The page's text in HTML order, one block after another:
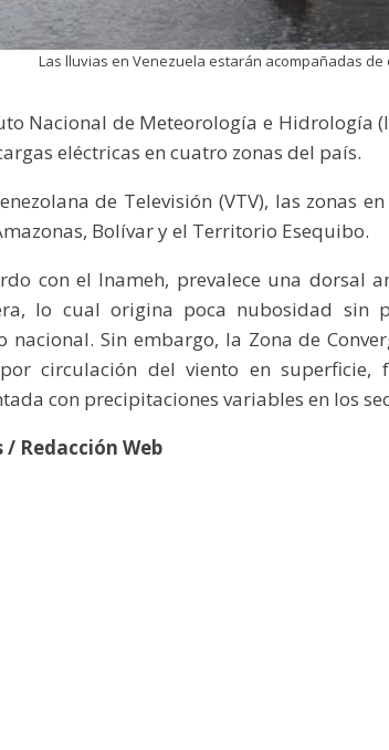
Las lluvias en Venezuela estarán acompañadas
Nacional de Meteorología e Hidrología
eléctricas en cuatro zonas del país.
de Televisión (VTV), las zonas
Bolívar y el Territorio Esequibo.
con el Inameh, prevalece una dorsal
lo cual origina poca nubosidad sin
nacional. Sin embargo, la Zona de
circulación del viento en superficie,
con precipitaciones variables en los
/ Redacción Web